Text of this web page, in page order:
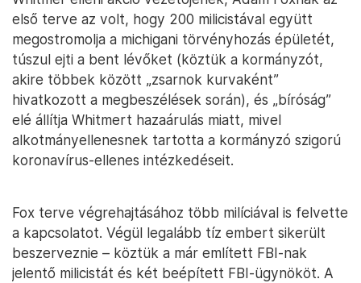
első terve az volt, hogy 200 milicistával együtt
megostromolja a michigani törvényhozás épületét,
túszul ejti a bent lévőket (köztük a kormányzót,
akire többek között „zsarnok kurvaként”
hivatkozott a megbeszélések során), és „bíróság”
elé állítja Whitmert hazaárulás miatt, mivel
alkotmányellenesnek tartotta a kormányzó szigorú
koronavírus-ellenes intézkedéseit.
Fox terve végrehajtásához több milíciával is felvette
a kapcsolatot. Végül legalább tíz embert sikerült
beszerveznie – köztük a már említett FBI-nak
jelentő milicistát és két beépített FBI-ügynököt. A